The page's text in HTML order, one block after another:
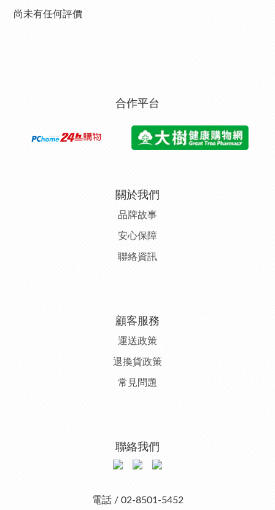
尚未有任何評價
合作平台
關於我們
品牌故事
安心保障
聯絡資訊
顧客服務
運送政策
退換貨政策
常見問題
聯絡我們
電話 / 02-8501-5452